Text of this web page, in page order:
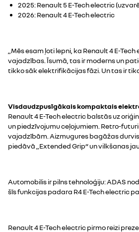
2025: Renault 5 E-Tech electric
2026: Renault 4 E-Tech electric
„Mēs esam ļoti lepni, ka Renault 4 E-
vajadzības. Īsumā, tas ir moderns un
tikko sāk elektrifikācijas fāzi. Un tas ir
Visdaudzpusīgākais kompaktais
Renault 4 E-Tech electric balstās uz
un piedzīvojumu ceļojumiem. Retro-
vajadzībām. Aizmugures bagāžas
piedāvā „Extended Grip“ un vilkšanas
Automobilis ir pilns tehnoloģiju: ADAS
šīs funkcijas padara R4 E-Tech electric
Renault 4 E-Tech electric pirmo reizi